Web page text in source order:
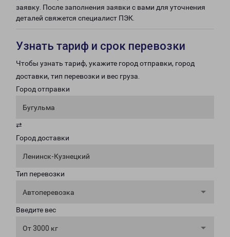
заявку. После заполнения заявки с вами для уточнения
деталей свяжется специалист ПЭК.
Узнать тариф и срок перевозки
Чтобы узнать тариф, укажите город отправки, город
доставки, тип перевозки и вес груза.
Город отправки
Бугульма
⇄
Город доставки
Ленинск-Кузнецкий
Тип перевозки
Автоперевозка
Введите вес
От 3000 кг